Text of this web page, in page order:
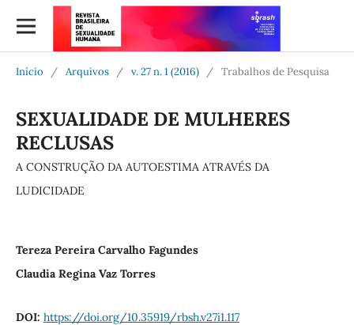
Início / Arquivos / v. 27 n. 1 (2016) / Trabalhos de Pesquisa
SEXUALIDADE DE MULHERES
RECLUSAS
A CONSTRUÇÃO DA AUTOESTIMA ATRAVÉS DA
LUDICIDADE
Tereza Pereira Carvalho Fagundes
Claudia Regina Vaz Torres
DOI: https://doi.org/10.35919/rbsh.v27i1.117